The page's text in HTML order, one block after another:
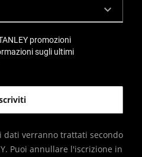
promozioni
sugli ultimi
dati verranno trattati secondo
Puoi annullare l'iscrizione in